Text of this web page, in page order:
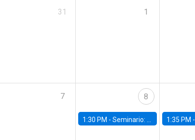
31 1
7 8
1:30 PM -Seminario: “Recuperando la humanidad para progresar en la era de la IA» 1:35 PM -